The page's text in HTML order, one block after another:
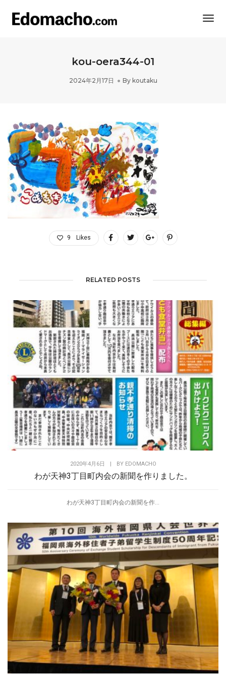
kou-oera344-01
2024年2月17日 By koutaku
9 Likes
RELATED POSTS
2020年4月6日 BY EDOMACHO
わが天神3丁目町内会の新聞を作りました。
わが天神3丁目町内会の新聞を作...